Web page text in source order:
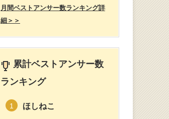
月間ベストアンサー数ランキング詳
細＞＞
累計ベストアンサー数
ランキング
1 ほしねこ